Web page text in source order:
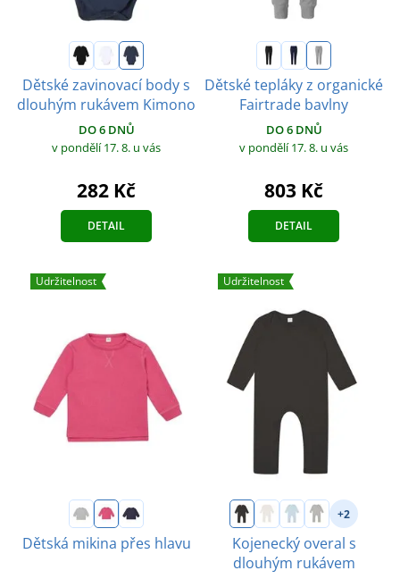
Dětské zavinovací body s
dlouhým rukávem Kimono
DO 6 DNŮ
v pondělí 17. 8. u vás
282 Kč
DETAIL
Dětské tepláky z organické
Fairtrade bavlny
DO 6 DNŮ
v pondělí 17. 8. u vás
803 Kč
DETAIL
Udržitelnost
Dětská mikina přes hlavu
Udržitelnost
+2
Kojenecký overal s
dlouhým rukávem